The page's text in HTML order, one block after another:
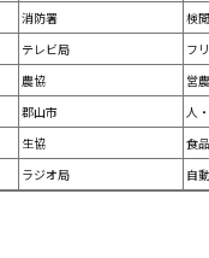
消防署
検
テレビ局
フ
農協
営
郡山市
人
生協
食
ラジオ局 自